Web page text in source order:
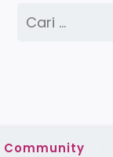
untuk:
Community